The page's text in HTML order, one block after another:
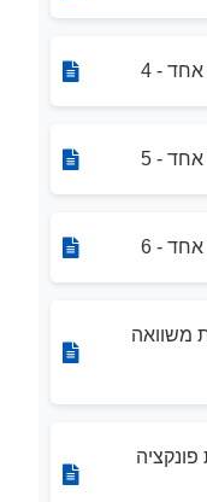
- 4
- 5
- 6
משוואה